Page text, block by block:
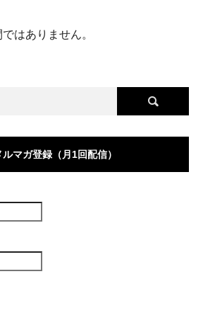
はありません。
マガ登録（月1回配信）